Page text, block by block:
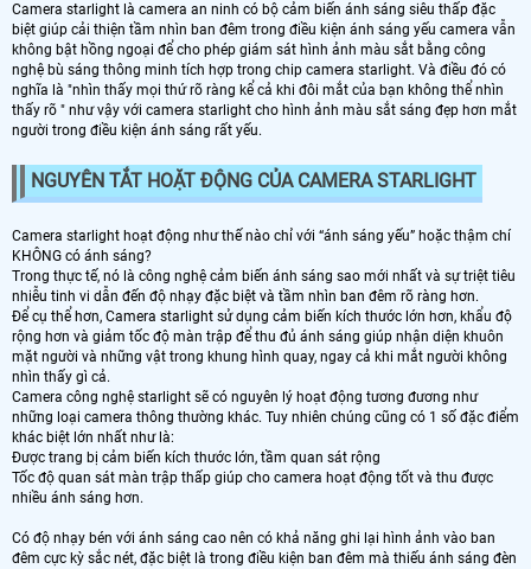
Camera starlight là camera an ninh có bộ cảm biến ánh sáng siêu thấp đặc
biệt giúp cải thiện tầm nhìn ban đêm trong điều kiện ánh sáng yếu camera vẫn
không bật hồng ngoại để cho phép giám sát hình ảnh màu sắt bằng công
nghệ bù sáng thông minh tích hợp trong chip camera starlight. Và điều đó có
nghĩa là "nhìn thấy mọi thứ rõ ràng kể cả khi đôi mắt của bạn không thể nhìn
thấy rõ " như vậy với camera starlight cho hình ảnh màu sắt sáng đẹp hơn mắt
người trong điều kiện ánh sáng rất yếu.
NGUYÊN TẮT HOẶT ĐỘNG CỦA CAMERA STARLIGHT
Camera starlight hoạt động như thế nào chỉ với “ánh sáng yếu” hoặc thậm chí
KHÔNG có ánh sáng?
Trong thực tế, nó là công nghệ cảm biến ánh sáng sao mới nhất và sự triệt tiêu
nhiễu tinh vi dẫn đến độ nhạy đặc biệt và tầm nhìn ban đêm rõ ràng hơn.
Để cụ thể hơn, Camera starlight sử dụng cảm biến kích thước lớn hơn, khẩu độ
rộng hơn và giảm tốc độ màn trập để thu đủ ánh sáng giúp nhận diện khuôn
mặt người và những vật trong khung hình quay, ngay cả khi mắt người không
nhìn thấy gì cả.
Camera công nghệ starlight sẽ có nguyên lý hoạt động tương đương như
những loại camera thông thường khác. Tuy nhiên chúng cũng có 1 số đặc điểm
khác biệt lớn nhất như là:
Được trang bị cảm biến kích thước lớn, tầm quan sát rộng
Tốc độ quan sát màn trập thấp giúp cho camera hoạt động tốt và thu được
nhiều ánh sáng hơn.
Có độ nhạy bén với ánh sáng cao nên có khả năng ghi lại hình ảnh vào ban
đêm cực kỳ sắc nét, đặc biệt là trong điều kiện ban đêm mà thiếu ánh sáng đèn